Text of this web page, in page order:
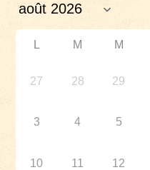
L M M
27 28 29
3 4 5
10 11 12